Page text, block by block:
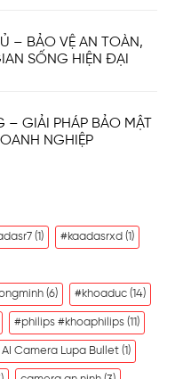
– BẢO VỆ AN TOÀN,
SỐNG HIỆN ĐẠI
– GIẢI PHÁP BẢO MẬT
NGHIỆP
(1) #kaadasrxd (1)
(6) #khoaduc (14)
#philips #khoaphilips (11)
AI Camera Lupa Bullet (1)